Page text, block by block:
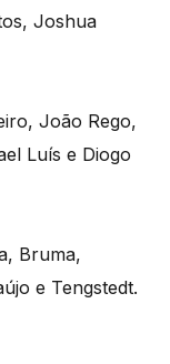
Joshua
João Rego,
Luís e Diogo
Bruma,
e Tengstedt.